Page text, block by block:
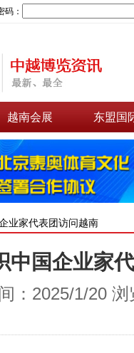
：
越南会展 东盟国
业家代表团访问越南
中国企业家
：2025/1/20